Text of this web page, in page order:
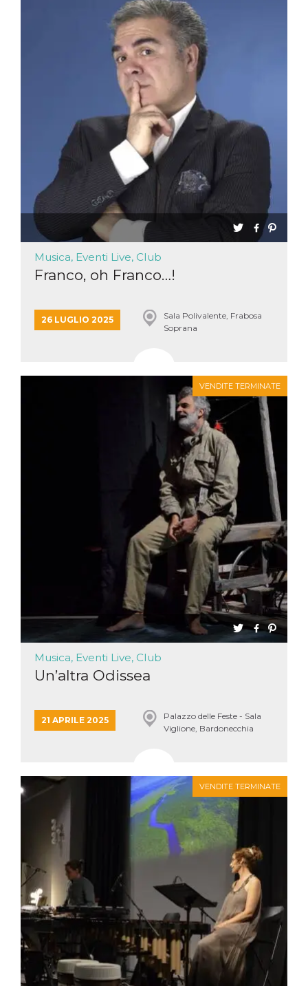
Musica, Eventi Live, Club
Franco, oh Franco…!
26 LUGLIO 2025
Sala Polivalente, Frabosa
Soprana
VENDITE TERMINATE
Musica, Eventi Live, Club
Un’altra Odissea
21 APRILE 2025
Palazzo delle Feste - Sala
Viglione, Bardonecchia
VENDITE TERMINATE